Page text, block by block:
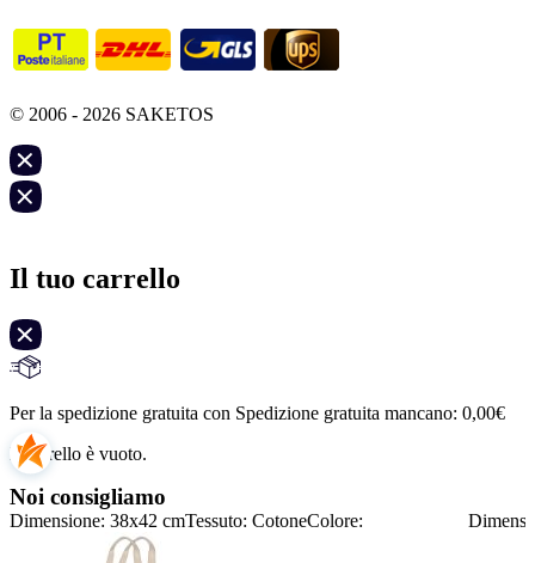
© 2006 - 2026 SAKETOS
Il tuo carrello
Per la spedizione gratuita con Spedizione gratuita mancano: 0,00€
Il carrello è vuoto.
Noi consigliamo
Dimensione: 38x42 cmTessuto: CotoneColore: